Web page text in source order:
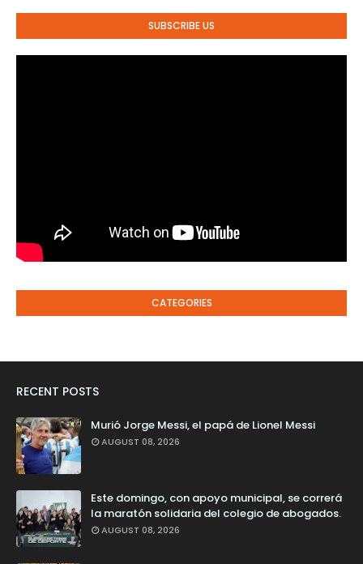
SUBSCRIBE US
CATEGORIES
RECENT POSTS
Murió Jorge Messi, el papá de Lionel Messi
AUGUST 08, 2026
Este domingo, con apoyo municipal, se correrá
la maratón solidaria del colegio de abogados.
AUGUST 08, 2026